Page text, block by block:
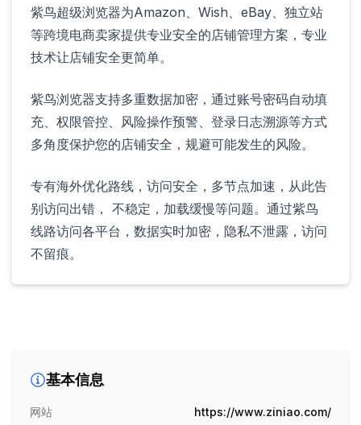
紫鸟超级浏览器为Amazon、Wish、eBay、独立站
等跨境电商卖家提供专业安全的店铺管理方案，专业
技术让店铺安全更简单。
紫鸟浏览器支持多重数据加密，通过账号密码自动填
充、权限管控、风险操作预警、登录日志溯源等方式
多角度保护您的店铺安全，规避可能发生的风险。
专有海外优化路线，访问安全，多节点加速，从此告
别访问出错， 不稳定，加载缓慢等问题。通过紫鸟
线路访问各平台，数据实时加密，隐私不泄露，访问
不留痕。
基本信息
网站 https://www.ziniao.com/